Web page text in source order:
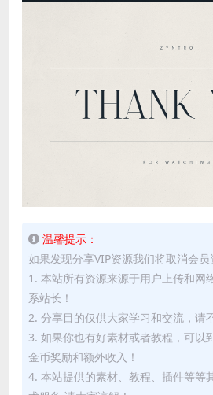
温馨提示：
如果发现分享VIP资源我们将取消会员
1. 本站所有资源来源于用户上传和网
系站长！
2. 分享目的仅供大家学习和交流，请
3. 如果你也有好素材或者教程，可以
金币奖励和额外收入！
4. 本站提供的素材、教程、插件等等